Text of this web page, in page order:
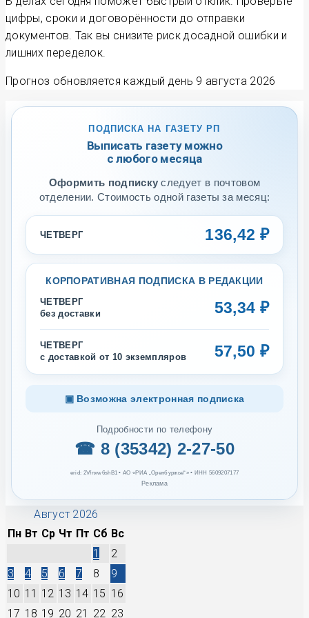
цифры, сроки и договорённости до отправки
документов. Так вы снизите риск досадной ошибки и
лишних переделок.
Выписать газету можно
с любого месяца
следует в почтовом
отделении. Стоимость одной газеты за месяц:
136,42 ₽
КОРПОРАТИВНАЯ ПОДПИСКА В РЕДАКЦИИ
без доставки
ЧЕТВЕРГ
с доставкой от 10 экземпляров
☎ 8 (35342) 2-27-50
erid: 2Vfnxw6shB1 • АО «РИА „Оренбуржье“» • ИНН 5609207177
Реклама
Август 2026
Вт Ср Чт Пт Сб
1
2
8
9
10
11 12 13 14 15
16
17
18 19 20 21 22
23